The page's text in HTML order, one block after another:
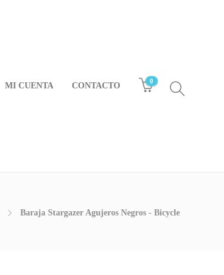
MI CUENTA CONTACTO 0
Baraja Stargazer Agujeros Negros - Bicycle